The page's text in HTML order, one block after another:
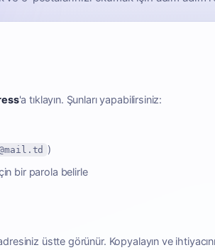
'a tıklayın. Şunları yapabilirsiniz:
)
bir parola belirle
üstte görünür. Kopyalayın ve